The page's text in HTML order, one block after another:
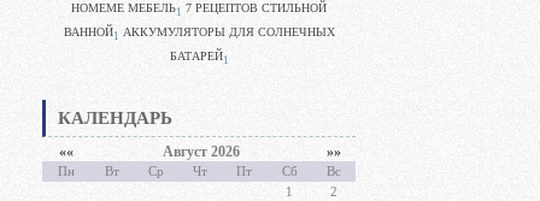
HOMEME МЕБЕЛЬ1 7 РЕЦЕПТОВ СТИЛЬНОЙ
ВАННОЙ1 АККУМУЛЯТОРЫ ДЛЯ СОЛНЕЧНЫХ
БАТАРЕЙ1
КАЛЕНДАРЬ
«« Август 2026 »»
Пн Вт Ср Чт Пт Сб
Вс
1
2